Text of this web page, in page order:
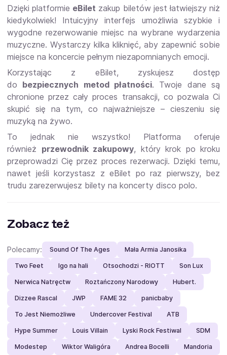
Dzięki platformie eBilet zakup biletów jest łatwiejszy niż
kiedykolwiek! Intuicyjny interfejs umożliwia szybkie i
wygodne rezerwowanie miejsc na wybrane wydarzenia
muzyczne. Wystarczy kilka kliknięć, aby zapewnić sobie
miejsce na koncercie pełnym niezapomnianych emocji.
Korzystając z eBilet, zyskujesz dostęp
do bezpiecznych metod płatności. Twoje dane są
chronione przez cały proces transakcji, co pozwala Ci
skupić się na tym, co najważniejsze – cieszeniu się
muzyką na żywo.
To jednak nie wszystko! Platforma oferuje
również przewodnik zakupowy, który krok po kroku
przeprowadzi Cię przez proces rezerwacji. Dzięki temu,
nawet jeśli korzystasz z eBilet po raz pierwszy, bez
trudu zarezerwujesz bilety na koncerty disco polo.
Zobacz też
Polecamy: Sound Of The Ages Mała Armia Janosika
Two Feet Igo na hali Otsochodzi - RIOTT Son Lux
Nerwica Natręctw Roztańczony Narodowy Hubert.
Dizzee Rascal JWP FAME 32 panicbaby
To Jest Niemożliwe Undercover Festival ATB
Hype Summer Louis Villain Lyski Rock Festiwal SDM
Modestep Wiktor Waligóra Andrea Bocelli Mandoria